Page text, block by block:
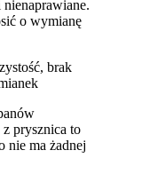
o wymianę
brak
z prysznica to
nie ma żadnej